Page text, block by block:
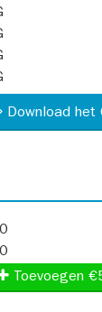
Download
Toevoegen